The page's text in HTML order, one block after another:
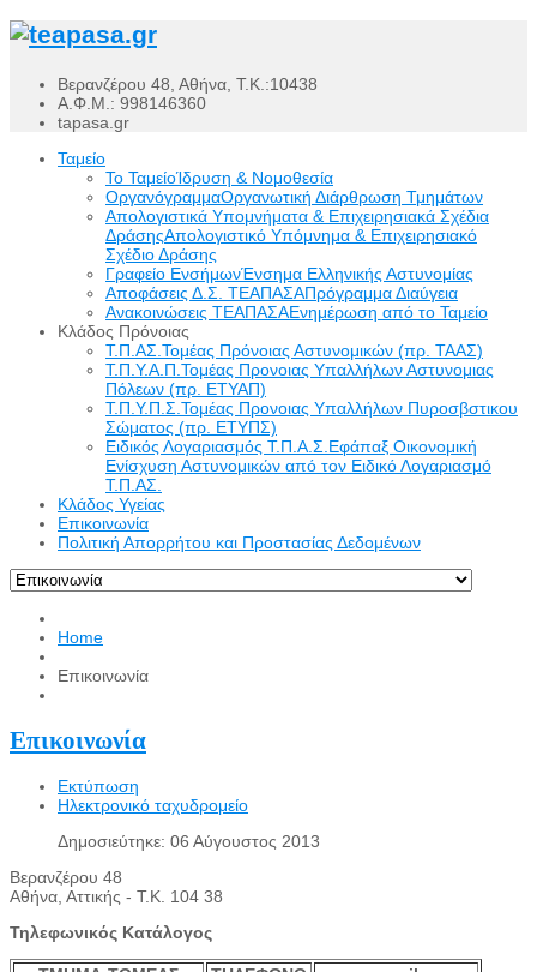
Βερανζέρου 48, Αθήνα, Τ.Κ.:10438
Α.Φ.Μ.: 998146360
tapasa.gr
Ταμείο
Το ΤαμείοΊδρυση & Νομοθεσία
ΟργανόγραμμαΟργανωτική Διάρθρωση Τμημάτων
Απολογιστικά Υπομνήματα & Επιχειρησιακά Σχέδια
ΔράσηςΑπολογιστικό Υπόμνημα & Επιχειρησιακό
Σχέδιο Δράσης
Γραφείο ΕνσήμωνΈνσημα Ελληνικής Αστυνομίας
Αποφάσεις Δ.Σ. ΤΕΑΠΑΣΑΠρόγραμμα Διαύγεια
Ανακοινώσεις ΤΕΑΠΑΣΑΕνημέρωση από το Ταμείο
Κλάδος Πρόνοιας
Τ.Π.ΑΣ.Τομέας Πρόνοιας Αστυνομικών (πρ. ΤΑΑΣ)
Τ.Π.Υ.Α.Π.Τομέας Προνοιας Υπαλλήλων Αστυνομιας
Πόλεων (πρ. ΕΤΥΑΠ)
Τ.Π.Υ.Π.Σ.Τομέας Προνοιας Υπαλλήλων Πυροσβστικου
Σώματος (πρ. ΕΤΥΠΣ)
Ειδικός Λογαριασμός Τ.Π.Α.Σ.Εφάπαξ Οικονομική
Ενίσχυση Αστυνομικών από τον Ειδικό Λογαριασμό
Τ.Π.ΑΣ.
Κλάδος Υγείας
Επικοινωνία
Πολιτική Απορρήτου και Προστασίας Δεδομένων
Home
Επικοινωνία
Επικοινωνία
Εκτύπωση
Ηλεκτρονικό ταχυδρομείο
Δημοσιεύτηκε: 06 Αύγουστος 2013
Βερανζέρου 48
Αθήνα, Αττικής - Τ.Κ. 104 38
Τηλεφωνικός Κατάλογος